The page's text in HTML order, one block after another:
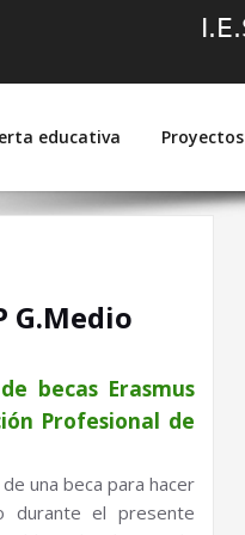
educativa Proyectos
G.Medio
becas Erasmus
Profesional de
una beca para hacer
durante el presente